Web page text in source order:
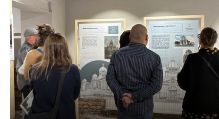
dźwiękowych